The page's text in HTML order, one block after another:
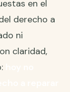
en el
derecho a
ni
claridad,